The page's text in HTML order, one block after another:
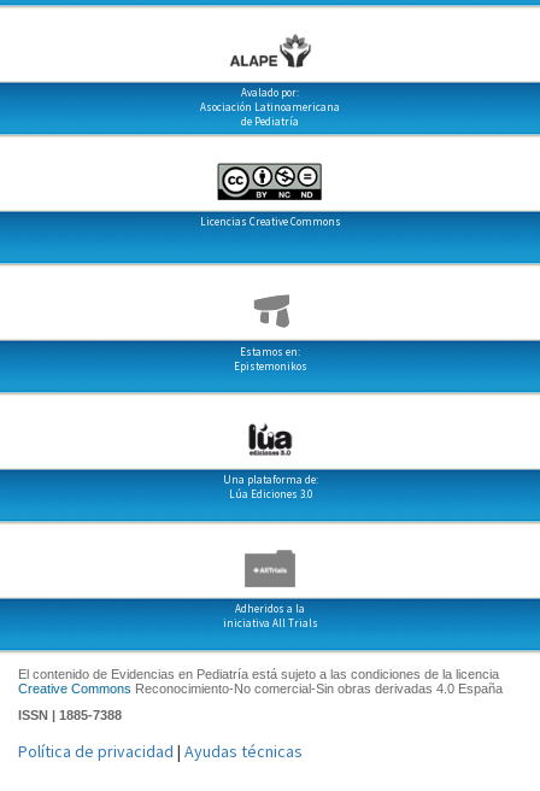
Avalado por:
Asociación Latinoamericana
de Pediatría
Licencias Creative Commons
Estamos en:
Epistemonikos
Una plataforma de:
Lúa Ediciones 3.0
Adheridos a la
iniciativa All Trials
El contenido de Evidencias en Pediatría está sujeto a las condiciones de la licencia
Creative Commons Reconocimiento-No comercial-Sin obras derivadas 4.0 España
ISSN | 1885-7388
Política de privacidad | Ayudas técnicas